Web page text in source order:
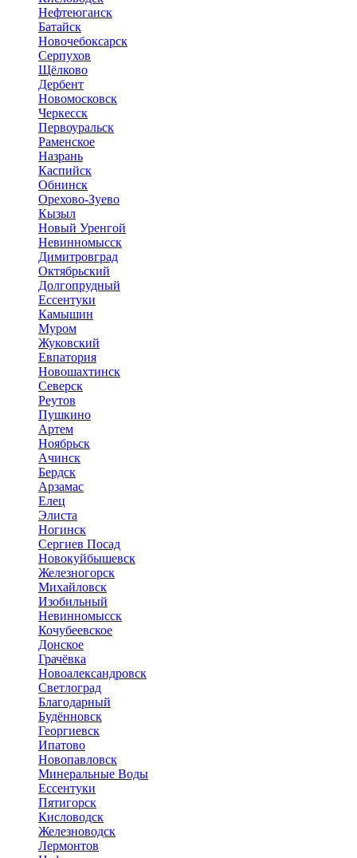
Нефтеюганск
Батайск
Новочебоксарск
Серпухов
Щёлково
Дербент
Новомосковск
Черкесск
Первоуральск
Раменское
Назрань
Каспийск
Обнинск
Орехово-Зуево
Кызыл
Новый Уренгой
Невинномысск
Димитровград
Октябрьский
Долгопрудный
Ессентуки
Камышин
Муром
Жуковский
Евпатория
Новошахтинск
Северск
Реутов
Пушкино
Артем
Ноябрьск
Ачинск
Бердск
Арзамас
Елец
Элиста
Ногинск
Сергиев Посад
Новокуйбышевск
Железногорск
Михайловск
Изобильный
Невинномысск
Кочубеевское
Донское
Грачёвка
Новоалександровск
Светлоград
Благодарный
Будённовск
Георгиевск
Ипатово
Новопавловск
Минеральные Воды
Ессентуки
Пятигорск
Кисловодск
Железноводск
Лермонтов